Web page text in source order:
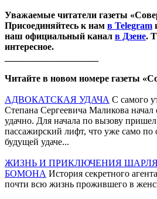
Уважаемые читатели газеты
Присоединяйтесь к нам в Telegram
наш официальный канал в Дзене.
интересное.
Читайте в новом номере газеты
АДВОКАТСКАЯ УДАЧА С самого
Степана Сергеевича Маликова начал
удачно. Для начала по вызову
пассажирский лифт, что уже само по
будущей удаче...
ЖИЗНЬ И ПРИКЛЮЧЕНИЯ
БОМОНА История секретного
почти всю жизнь прожившего в